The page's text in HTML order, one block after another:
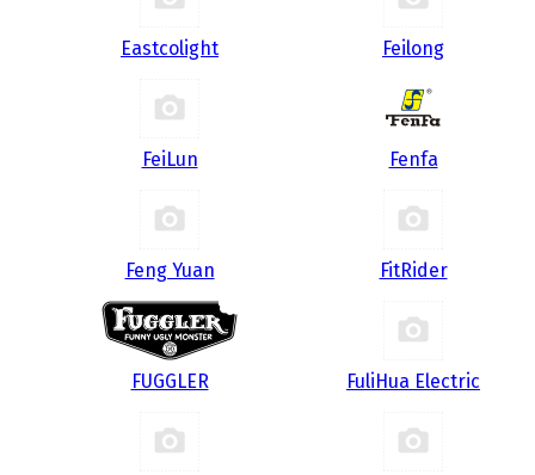
Eastcolight Feilong
FeiLun Fenfa
Feng Yuan FitRider
FUGGLER FuliHua Electric